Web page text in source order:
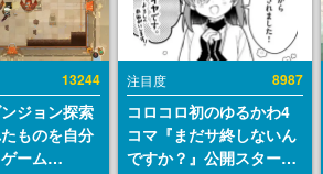
13244
ンジョン探索
ものを自分
ーム
注目度 8987
コロコロ初のゆるかわ4
コマ『まだサ終しないん
ですか？』公開スター